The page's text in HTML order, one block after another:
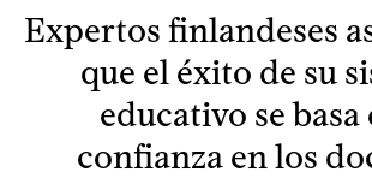
Expertos finlandeses
que el éxito de su
educativo se basa
confianza en los